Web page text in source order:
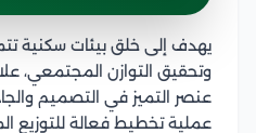
يهدف إلى خلق بيئات سكنية
وتحقيق التوازن المجتمعي،
عنصر التميز في التصميم
عملية تخطيط فعالة للتوزيع